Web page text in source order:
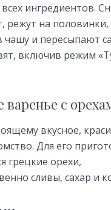
ингредиентов.
режут на половинки,
и пересыпают
включив режим
варенье с
вкусное,
Для его
грецкие орехи,
сливы, сахар и